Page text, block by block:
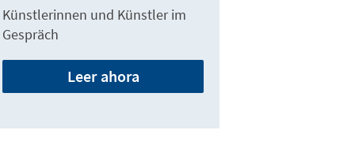
Künstlerinnen und Künstler im
Gespräch
Leer ahora